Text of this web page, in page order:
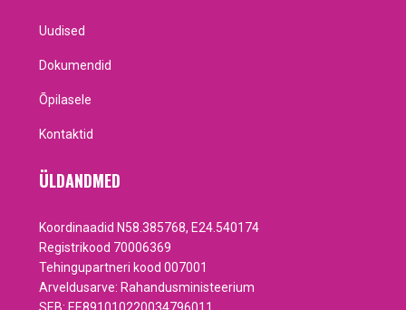
Uudised
Dokumendid
Õpilasele
Kontaktid
ÜLDANDMED
Koordinaadid N58.385768, E24.540174
Registrikood 70006369
Tehingupartneri kood 007001
Arveldusarve: Rahandusministeerium